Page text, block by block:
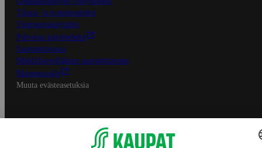
Tilaus- ja toimitusehdot
Tietosuojakäytäntö
Palvelun käyttöehdot
Saavutettavuus
Mobiilisovelluksen saavutettavuus
Mainostajalle
Muuta evästeasetuksia
S-ryhmän palvelut